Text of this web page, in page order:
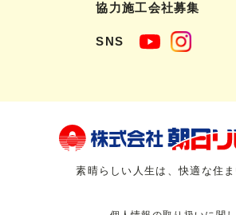
協力施工会社募集
SNS
素晴らしい人生は、快適な住ま